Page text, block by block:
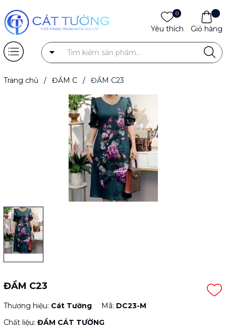
0
Yêu thích Giỏ hàng
Trang chủ / ĐẦM C / ĐẦM C23
ĐẦM C23
Thương hiệu: Cát Tường Mã: DC23-M
Chất liệu: ĐẦM CÁT TƯỜNG